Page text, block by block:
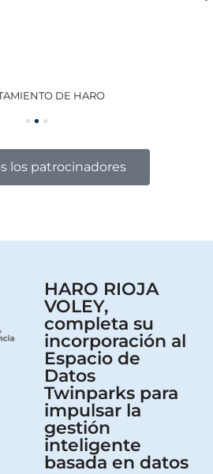
DE HARO
los patrocinadores
HARO RIOJA
VOLEY,
completa su
incorporación al
Espacio de
Datos
Twinparks para
impulsar la
gestión
inteligente
basada en datos